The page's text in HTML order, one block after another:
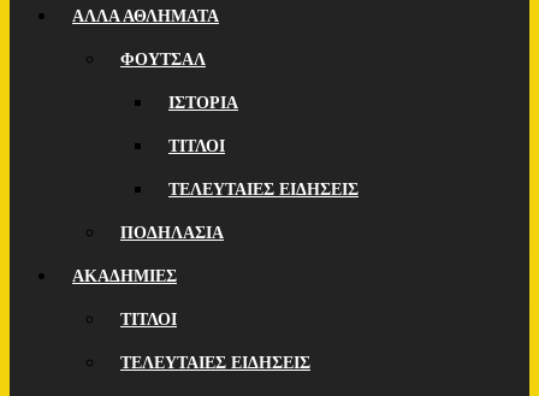
ΑΛΛΑ ΑΘΛΗΜΑΤΑ
ΦΟΥΤΣΑΛ
ΙΣΤΟΡΙΑ
ΤΙΤΛΟΙ
ΤΕΛΕΥΤΑΙΕΣ ΕΙΔΗΣΕΙΣ
ΠΟΔΗΛΑΣΙΑ
ΑΚΑΔΗΜΙΕΣ
ΤΙΤΛΟΙ
ΤΕΛΕΥΤΑΙΕΣ ΕΙΔΗΣΕΙΣ